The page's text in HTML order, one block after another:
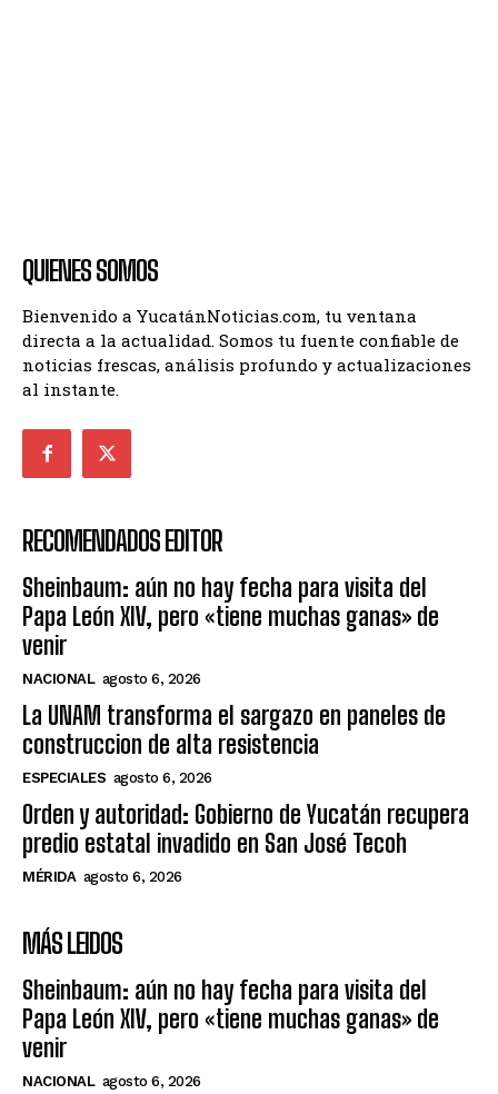
QUIENES SOMOS
Bienvenido a YucatánNoticias.com, tu ventana
directa a la actualidad. Somos tu fuente confiable de
noticias frescas, análisis profundo y actualizaciones
al instante.
RECOMENDADOS EDITOR
Sheinbaum: aún no hay fecha para visita del
Papa León XIV, pero «tiene muchas ganas» de
venir
NACIONAL agosto 6, 2026
La UNAM transforma el sargazo en paneles de
construccion de alta resistencia
ESPECIALES agosto 6, 2026
Orden y autoridad: Gobierno de Yucatán recupera
predio estatal invadido en San José Tecoh
MÉRIDA agosto 6, 2026
MÁS LEIDOS
Sheinbaum: aún no hay fecha para visita del
Papa León XIV, pero «tiene muchas ganas» de
venir
NACIONAL agosto 6, 2026